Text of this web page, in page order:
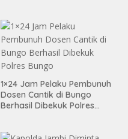
1×24 Jam Pelaku Pembunuh
Dosen Cantik di Bungo
Berhasil Dibekuk Polres